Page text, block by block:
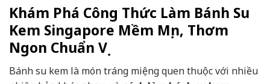
Khám Phá Công Thức Làm Bánh Su
Kem Singapore Mềm Mịn, Thơm
Ngon Chuẩn Vị
Bánh su kem là món tráng miệng quen thuộc với nhiều